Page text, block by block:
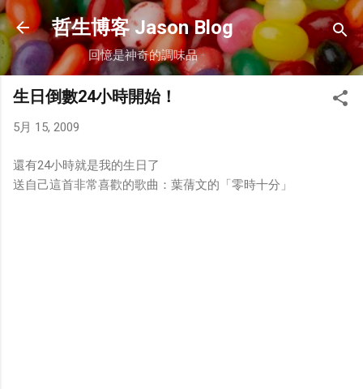
跳到主要內容
哲生博客 Jason Blog
回憶是神奇的調味品
生日倒數24小時開始！
5月 15, 2009
還有24小時就是我的生日了
送自己這首非常喜歡的歌曲：葉蒨文的「零時十分」